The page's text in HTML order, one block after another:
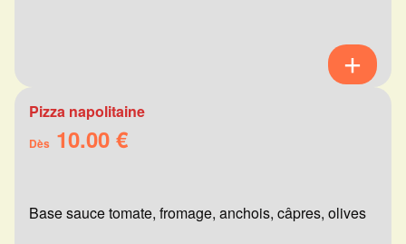
Pizza napolitaine
Dès 10.00 €
Base sauce tomate, fromage, anchois, câpres, olives